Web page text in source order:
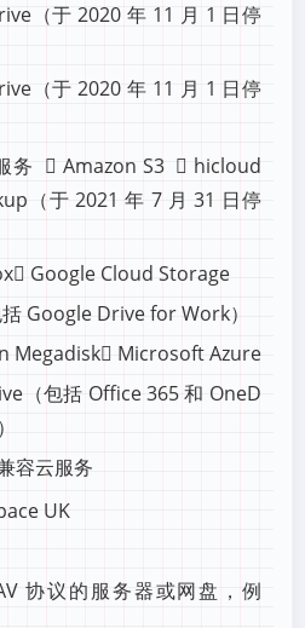
（于 2020 年 11 月 1 日停
（于 2020 年 11 月 1 日停
务  Amazon S3  hicloud
（于 2021 年 7 月 31 日停
Google Cloud Storage
Google Drive for Work）
Megadisk Microsoft Azure
（包括 Office 365 和 OneD
容云服务
UK
协议的服务器或网盘，例